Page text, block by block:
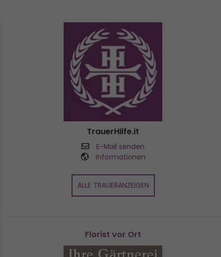
TrauerHilfe.it
E-Mail senden
Informationen
ALLE TRAUERANZEIGEN
Florist vor Ort